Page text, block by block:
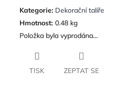
Kategorie: Dekorační talíře
Hmotnost: 0.48 kg
Položka byla vyprodána…
TISK ZEPTAT SE